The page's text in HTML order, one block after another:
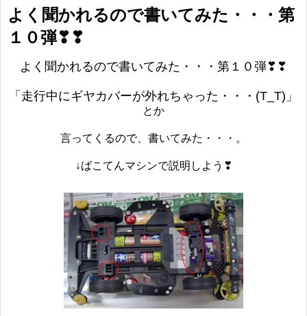
よく聞かれるので書いてみた・・・第
１０弾❣❣
よく聞かれるので書いてみた・・・第１０弾❣❣
「走行中にギヤカバーが外れちゃった・・・(T_T)」
とか
言ってくるので、書いてみた・・・。
↓ばこてんマシンで説明しよう❣